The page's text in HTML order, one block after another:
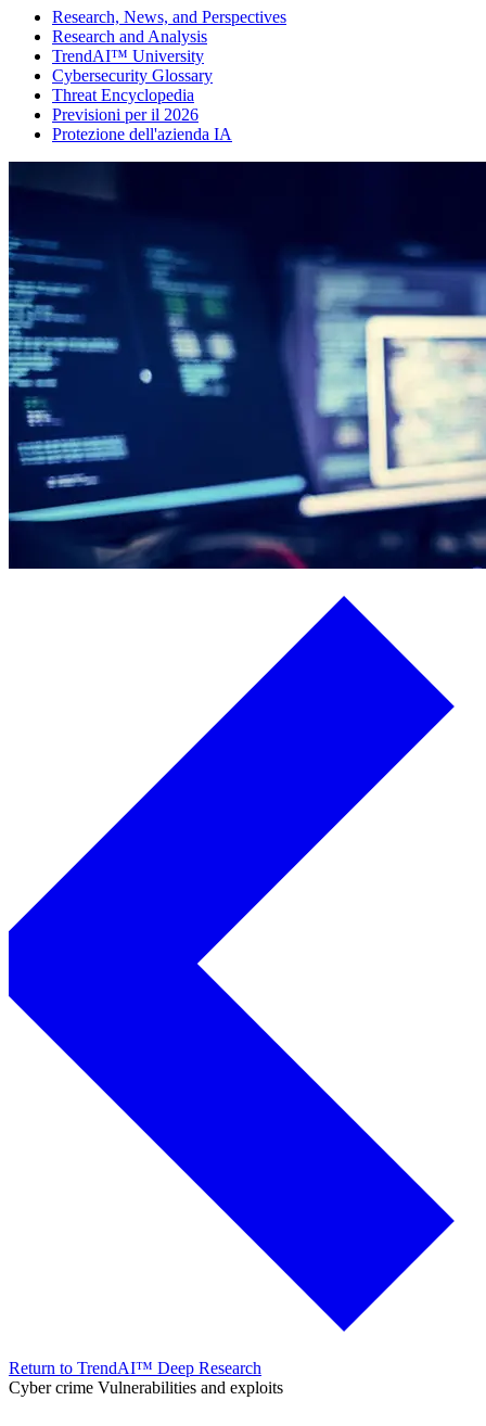
Research, News, and Perspectives
Research and Analysis
TrendAI™ University
Cybersecurity Glossary
Threat Encyclopedia
Previsioni per il 2026
Protezione dell'azienda IA
Return to TrendAI™ Deep Research
Cyber crime Vulnerabilities and exploits